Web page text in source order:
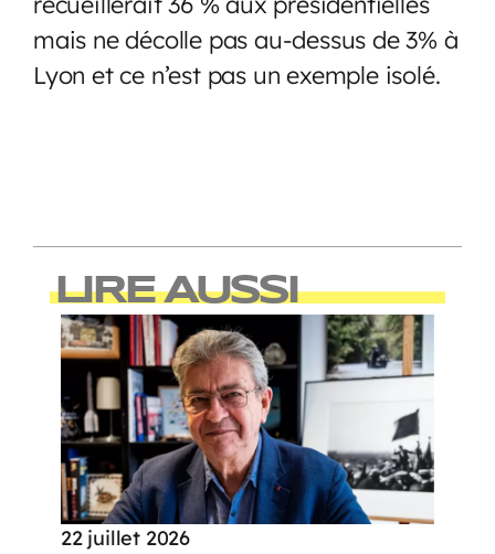
mais ne décolle pas au-dessus de 3% à
Lyon et ce n’est pas un exemple isolé.
LIRE AUSSI
22 juillet 2026